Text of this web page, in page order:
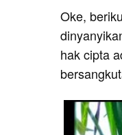
Oke,
hak cipta